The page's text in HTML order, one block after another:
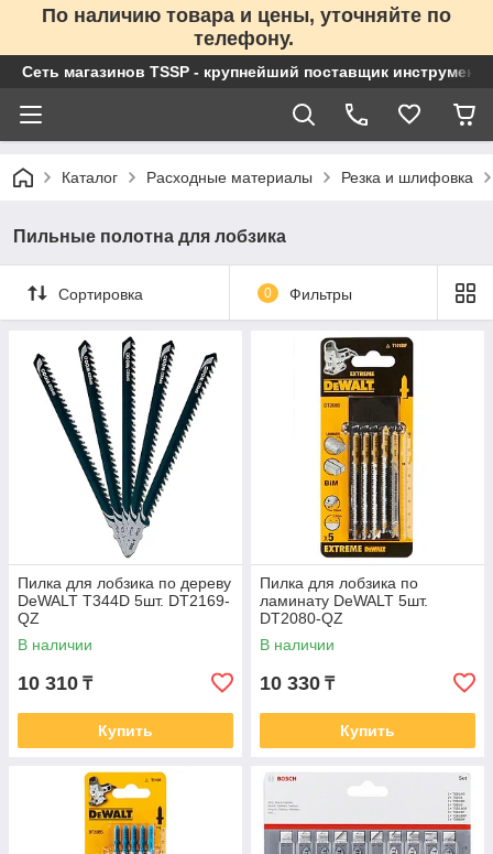
По наличию товара и цены, уточняйте по
телефону.
Сеть магазинов TSSP - крупнейший поставщик
Каталог Расходные материалы Резка и шлифовка
Пильные полотна для лобзика
Сортировка 0 Фильтры
Пилка для лобзика по дереву
DeWALT T344D 5шт. DT2169-
QZ
В наличии
10 310 ₸
Купить
Пилка для лобзика по
ламинату DeWALT 5шт.
DT2080-QZ
В наличии
10 330 ₸
Купить